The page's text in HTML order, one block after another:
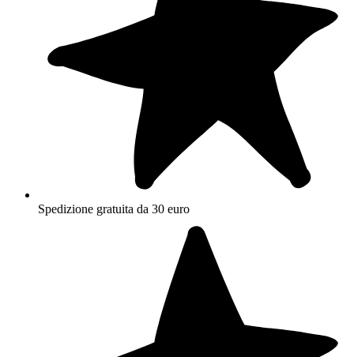
Spedizione gratuita da 30 euro